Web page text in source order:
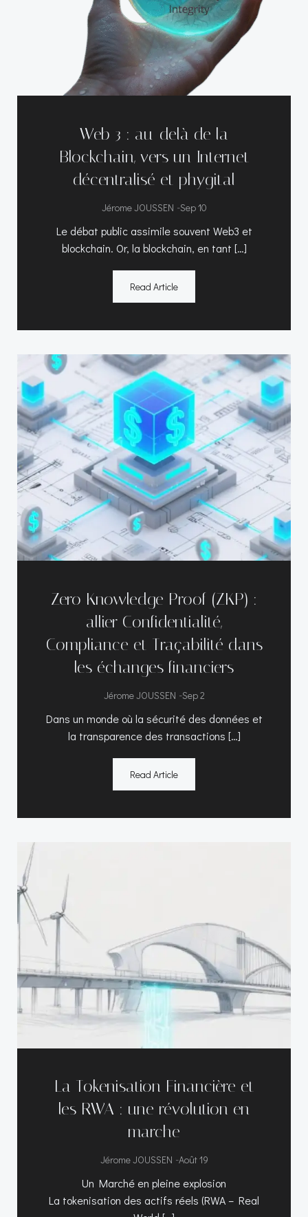
Web 3 : au-delà de la
Blockchain, vers un Internet
décentralisé et phygital
Jérome JOUSSEN -Sep 10
Le débat public assimile souvent Web3 et
blockchain. Or, la blockchain, en tant […]
Read Article
Zero Knowledge Proof (ZKP) :
allier Confidentialité,
Compliance et Traçabilité dans
les échanges financiers
Jérome JOUSSEN -Sep 2
Dans un monde où la sécurité des données et
la transparence des transactions […]
Read Article
La Tokenisation Financière et
les RWA : une révolution en
marche
Jérome JOUSSEN -Août 19
Un Marché en pleine explosion
La tokenisation des actifs réels (RWA – Real